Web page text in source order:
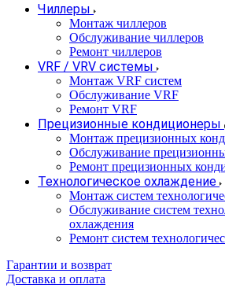
Чиллеры
Монтаж чиллеров
Обслуживание чиллеров
Ремонт чиллеров
VRF / VRV системы
Монтаж VRF систем
Обслуживание VRF
Ремонт VRF
Прецизионные кондиционеры
Монтаж прецизионных
Обслуживание
Ремонт прецизионных
Технологическое охлаждение
Монтаж систем
Обслуживание систем
охлаждения
Ремонт систем
Гарантии и возврат
Доставка и оплата